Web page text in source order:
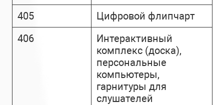
405
Цифровой флипчарт
406
Интерактивный
комплекс (доска),
персональные
компьютеры,
гарнитуры для
слушателей